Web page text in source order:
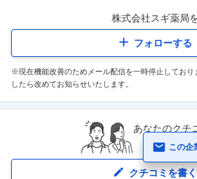
株式会社スギ薬局
フォローする
※現在機能改善のためメール配信を一時停止しており
したら改めてお知らせいたします。
あなたのクチ
誰かの道し
クチコミを書く
この企